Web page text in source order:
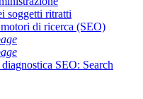
soggetti ritratti
di ricerca (SEO)
SEO: Search